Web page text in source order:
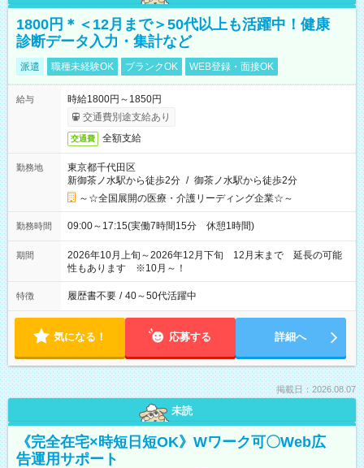
1800円＊＜12月まで＞50代以上も活躍中！健康
診断データ入力・集計など
派遣 職種未経験OK ブランクOK WEB登録・面接OK
給与
時給1800円～1850円
交通費別途支給あり
交通費 全額支給
勤務地
東京都千代田区
新御茶ノ水駅から徒歩2分 / 御茶ノ水駅から徒歩2分
～☆全国展開の医療・介護リーディング企業☆～
勤務時間 09:00～17:15(実働7時間15分 休憩1時間)
期間
2026年10月上旬～2026年12月下旬 12月末まで 延長の可能
性もあります ※10月～！
特徴 履歴書不要 / 40～50代活躍中
気になる！ 応募する 詳細へ
掲載日：2026.08.07
未読
《完全在宅×時短日短OK》Wワーク可〇Web広
告運用サポート